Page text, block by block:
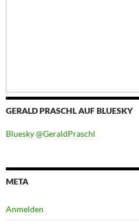
GERALD PRASCHL AUF BLUESKY
Bluesky @GeraldPraschl
META
Anmelden